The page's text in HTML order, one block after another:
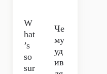
W
hat
’s
so
sur
Че
му
уд
ив